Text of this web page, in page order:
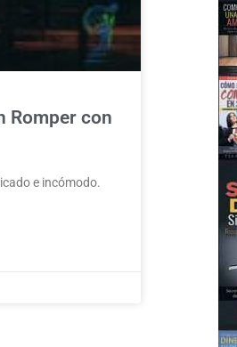
Romper con
e incómodo.